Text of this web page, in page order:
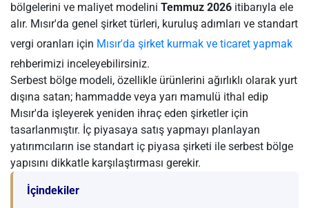
bölgelerini ve maliyet modelini Temmuz 2026 itibarıyla ele
alır. Mısır'da genel şirket türleri, kuruluş adımları ve standart
vergi oranları için Mısır'da şirket kurmak ve ticaret yapmak
rehberimizi inceleyebilirsiniz.
Serbest bölge modeli, özellikle ürünlerini ağırlıklı olarak yurt
dışına satan; hammadde veya yarı mamulü ithal edip
Mısır'da işleyerek yeniden ihraç eden şirketler için
tasarlanmıştır. İç piyasaya satış yapmayı planlayan
yatırımcıların ise standart iç piyasa şirketi ile serbest bölge
yapısını dikkatle karşılaştırması gerekir.
İçindekiler